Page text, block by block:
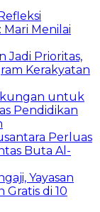
Menilai
Jadi Prioritas,
Kerakyatan
untuk
Pendidikan
Perluas
Buta Al-
Yayasan
Gratis di 10